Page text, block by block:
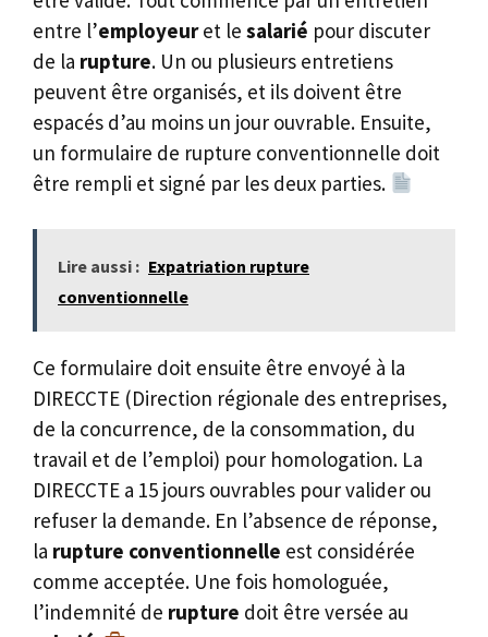
entre l’employeuret le salarié pour discuter
de la rupture. Un ou plusieurs entretiens
peuvent être organisés, et ils doivent être
espacés d’au moins un jour ouvrable. Ensuite,
un formulaire de rupture conventionnelle doit
être rempli et signé par les deux parties.
Lire aussi : Expatriation rupture
conventionnelle
Ce formulaire doit ensuite être envoyé à la
DIRECCTE (Direction régionale des entreprises,
de la concurrence, de la consommation, du
travail et de l’emploi) pour homologation. La
DIRECCTE a 15 jours ouvrables pour valider ou
refuser la demande. En l’absence de réponse,
la rupture conventionnelle est considérée
comme acceptée. Une fois homologuée,
l’indemnité de rupture doit être versée au